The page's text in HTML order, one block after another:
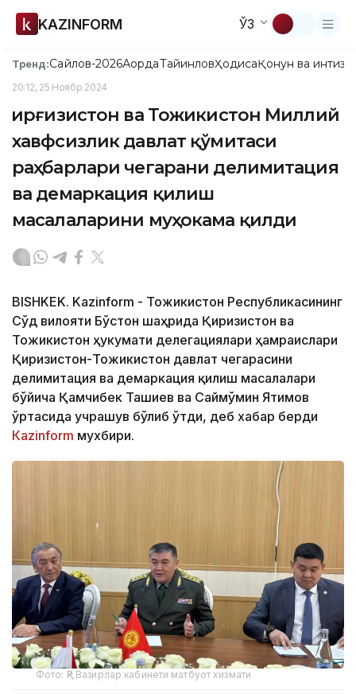
KAZINFORM ЎЗ
Тренд:Сайлов-2026АқордаТайинловҲодисаҚонун ва
20:12, 25 Ноябр 2024
Қирғизистон ва Тожикистон Миллий
хавфсизлик давлат қўмитаси
раҳбарлари чегарани делимитация
ва демаркация қилиш
масалаларини муҳокама қилди
BISHKEK. Kazinform - Тожикистон Республикасининг
Сўғд вилояти Бўстон шаҳрида Қирғизистон ва
Тожикистон ҳукумати делегациялари ҳамраислари
Қирғизистон-Тожикистон давлат чегарасини
делимитация ва демаркация қилиш масалалари
бўйича Қамчибек Ташиев ва Саймўмин Ятимов
ўртасида учрашув бўлиб ўтди, деб хабар берди
Кazinform мухбири.
Фото: ҚР Вазирлар кабинети матбуот хизмати